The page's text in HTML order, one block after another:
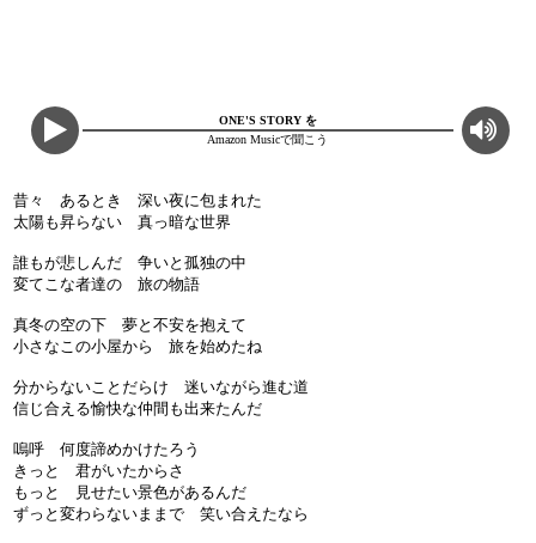
ONE'S STORY を
Amazon Musicで聞こう
昔々 あるとき 深い夜に包まれた
太陽も昇らない 真っ暗な世界
誰もが悲しんだ 争いと孤独の中
変てこな者達の 旅の物語
真冬の空の下 夢と不安を抱えて
小さなこの小屋から 旅を始めたね
分からないことだらけ 迷いながら進む道
信じ合える愉快な仲間も出来たんだ
嗚呼 何度諦めかけたろう
きっと 君がいたからさ
もっと 見せたい景色があるんだ
ずっと変わらないままで 笑い合えたなら